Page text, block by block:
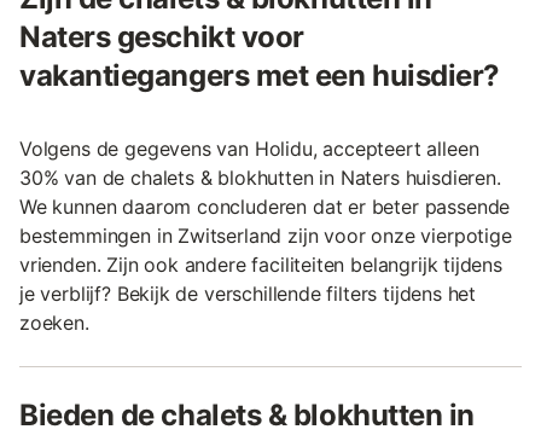
Naters geschikt voor
vakantiegangers met een huisdier?
Volgens de gegevens van Holidu, accepteert alleen
30% van de chalets & blokhutten in Naters huisdieren.
We kunnen daarom concluderen dat er beter passende
bestemmingen in Zwitserland zijn voor onze vierpotige
vrienden. Zijn ook andere faciliteiten belangrijk tijdens
je verblijf? Bekijk de verschillende filters tijdens het
zoeken.
Bieden de chalets & blokhutten in